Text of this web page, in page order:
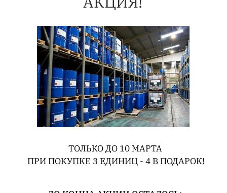
ТОЛЬКО ДО 10 МАРТА
ПРИ ПОКУПКЕ 3 ЕДИНИЦ - 4 В ПОДАРОК!